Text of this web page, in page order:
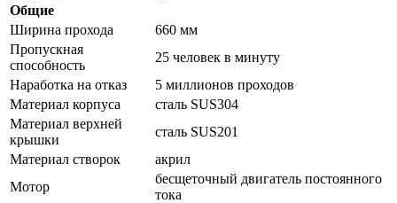
Общие
Ширина прохода
660 мм
Пропускная
способность
25 человек в минуту
Наработка на отказ
5 миллионов проходов
Материал корпуса
сталь SUS304
Материал верхней
крышки
сталь SUS201
Материал створок
акрил
Мотор
бесщеточный двигатель постоянного
тока